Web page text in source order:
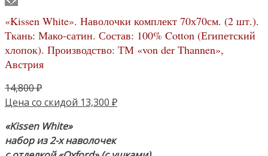
«Kissen White». Наволочки комплект 70х70см. (2 шт.).
Ткань: Мако-сатин. Состав: 100% Cotton (Египетский
хлопок). Производство: ТМ «von der Thannen»,
Австрия
14,800₽Первоначальная
цена
14,800 ₽.
Цена со скидой 13,300 ₽Текущая
«Kissen White»
набор из 2-х наволочек